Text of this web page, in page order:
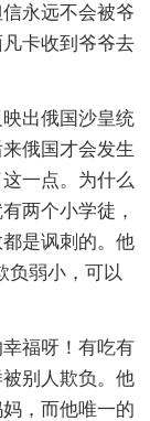
永远不会被爷
卡收到爷爷去
出俄国沙皇统
俄国才会发生
一点。为什么
两个小学徒，
是讽刺的。他
负弱小，可以
福呀！有吃有
别人欺负。他
，而他唯一的